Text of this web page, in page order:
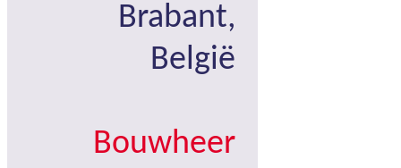
Brabant,
België
Bouwheer